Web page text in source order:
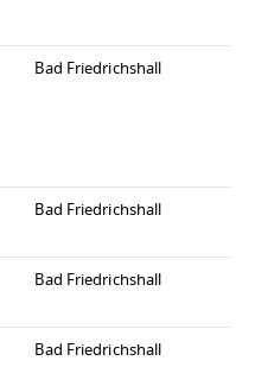
Bad Friedrichshall
Bad Friedrichshall
Bad Friedrichshall
Bad Friedrichshall